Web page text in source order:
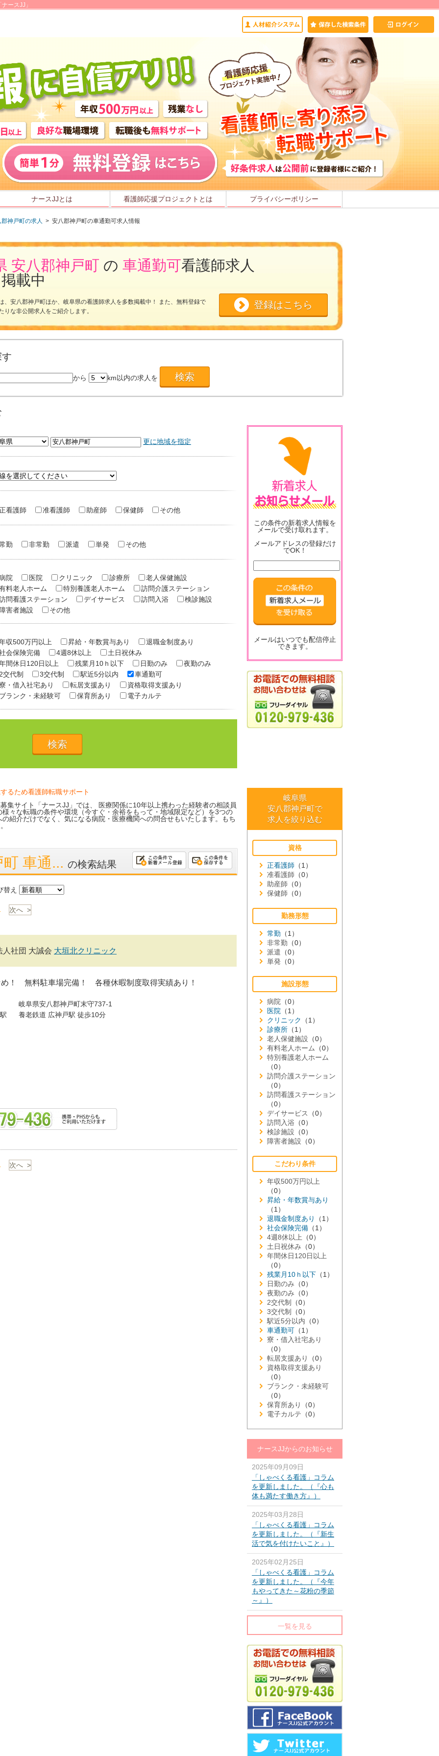
ースJJ」
ナースJJとは 看護師応援プロジェクトとは プライバシーポリシー
郡神戸町の求人 > 安八郡神戸町の車通勤可求人情報
安八郡神戸町 の 車通勤可看護師求人
載中
、安八郡神戸町ほか、岐阜県の看護師求人を多数掲載中！ また、無料登録で
りな非公開求人をご紹介します。
登録はこちら
から km以内の求人を
更に地域を指定
看護師 准看護師 助産師 保健師 その他
勤 非常勤 派遣 単発 その他
院 医院 クリニック 診療所
老人保健施設
料老人ホーム
特別養護老人ホーム
訪問介護ステーション
問看護ステーション
デイサービス 訪問入浴
検診施設
害者施設
その他
収500万円以上 昇給・年数賞与あり
退職金制度あり
会保険完備
4週8休以上
土日祝休み
間休日120日以上
残業月10ｈ以下 日勤のみ
夜勤のみ
交代制
3交代制 駅近5分以内
車通勤可
・借入社宅あり
転居支援あり
資格取得支援あり
ランク・未経験可
保育所あり 電子カルテ
この条件の新着求人情報を
メールで受け取れます。
メールアドレスの登録だけ
でOK！
メールはいつでも配信停止
できます。
るため看護師転職サポート
集サイト「ナースJJ」では、 医療関係に10年以上携わった経験者の相談員
々な転職の条件や環境（今すぐ・余裕をもって・地域限定など）を3つの
紹介だけでなく、気になる病院・医療機関への問合せもいたします。もち
車通... の検索結果
え
次へ >
人社団 大誠会 大垣北クリニック
め！ 無料駐車場完備！ 各種休暇制度取得実績あり！
岐阜県安八郡神戸町末守737-1
養老鉄道 広神戸駅 徒歩10分
次へ >
岐阜県
安八郡神戸町で
求人を絞り込む
資格
正看護師 （1）
准看護師 （0）
助産師 （0）
保健師 （0）
勤務形態
常勤 （1）
非常勤 （0）
派遣 （0）
単発 （0）
施設形態
病院 （0）
医院 （1）
クリニック
（1）
診療所 （1）
老人保健施設 （0）
有料老人ホーム
（0）
特別養護老人ホーム
（0）
訪問介護ステーション
（0）
訪問看護ステーション
（0）
デイサービス
（0）
訪問入浴 （0）
検診施設 （0）
障害者施設 （0）
こだわり条件
年収500万円以上
（0）
昇給・年数賞与あり
（1）
退職金制度あり
（1）
社会保険完備 （1）
4週8休以上
（0）
土日祝休み （0）
年間休日120日以上
（0）
残業月10ｈ以下 （1）
日勤のみ （0）
夜勤のみ （0）
2交代制
（0）
3交代制
（0）
駅近5分以内 （0）
車通勤可 （1）
寮・借入社宅あり
（0）
転居支援あり
（0）
資格取得支援あり
（0）
ブランク・未経験可
（0）
保育所あり
（0）
電子カルテ （0）
ナースJJからのお知らせ
2025年09月09日
「しゃべくる看護」コラム
を更新しました。（『心も
体も満たす働き方』）
2025年03月28日
「しゃべくる看護」コラム
を更新しました。（『新生
活で気を付けたいこと』）
2025年02月25日
「しゃべくる看護」コラム
を更新しました。（『今年
もやってきた～花粉の季節
～』）
一覧を見る